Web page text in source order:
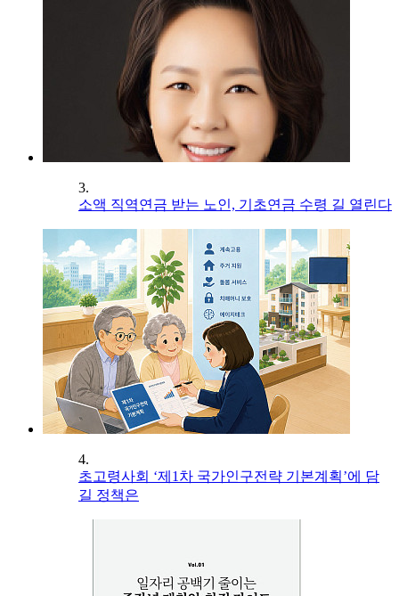
3.
소액 직역연금 받는 노인, 기초연금 수령 길 열린다
4.
초고령사회 ‘제1차 국가인구전략 기본계획’에 담
길 정책은